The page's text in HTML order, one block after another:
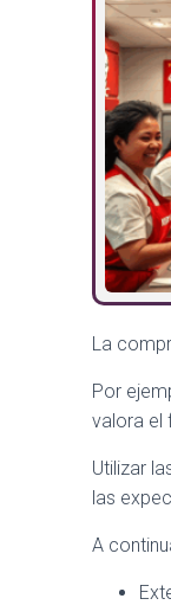
La
Por
valora el
Utilizar
las
A